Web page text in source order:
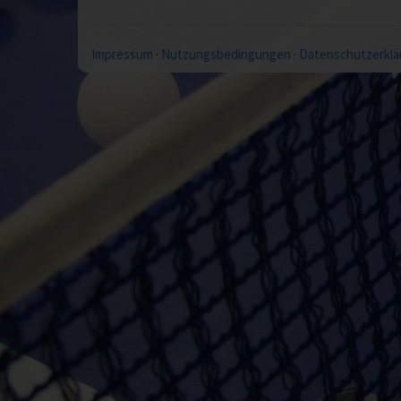
Impressum · Nutzungsbedingungen ·